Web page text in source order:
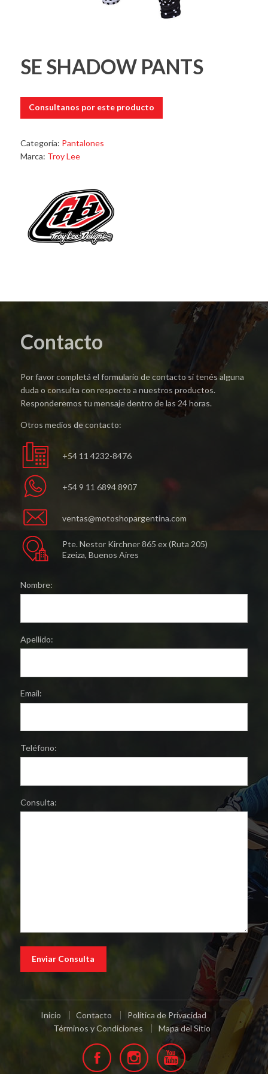
SE SHADOW PANTS
Consultanos por este producto
Categoría: Pantalones
Marca: Troy Lee
Contacto
Por favor completá el formulario de contacto si tenés alguna
duda o consulta con respecto a nuestros productos.
Responderemos tu mensaje dentro de las 24 horas.
Otros medios de contacto:
+54 11 4232-8476
+54 9 11 6894 8907
ventas@motoshopargentina.com
Pte. Nestor Kirchner 865 ex (Ruta 205)
Ezeiza, Buenos Aires
Nombre:
Apellido:
Email:
Teléfono:
Consulta:
Inicio Contacto
Política de Privacidad
Términos y Condiciones
Mapa del Sitio